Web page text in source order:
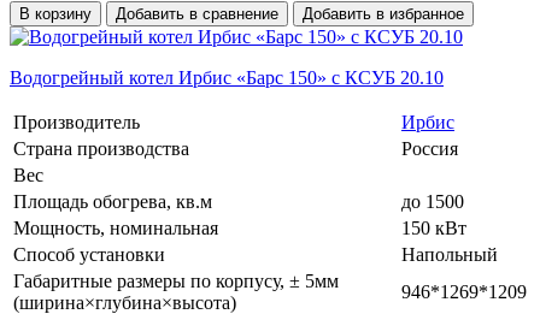
В корзину Добавить в сравнение Добавить в избранное
Водогрейный котел Ирбис «Барс 150» с КСУБ 20.10
Производитель
Ирбис
Страна производства
Россия
Вес
Площадь обогрева, кв.м
до 1500
Мощность, номинальная
150 кВт
Способ установки
Напольный
Габаритные размеры по корпусу, ± 5мм
(ширина×глубина×высота)
946*1269*1209